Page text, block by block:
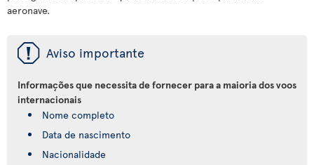
aeronave.
ü Aviso importante
Informações que necessita de fornecer para a maioria dos voos
internacionais
Nome completo
Data de nascimento
Nacionalidade